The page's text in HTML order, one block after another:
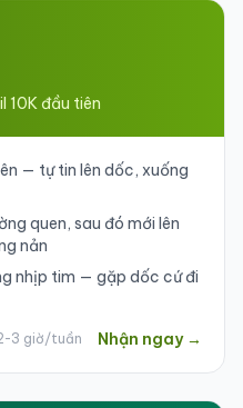
10K đầu tiên
— tự tin lên dốc, xuống
quen, sau đó mới lên
nản
nhịp tim — gặp dốc cứ đi
3 giờ/tuần Nhận ngay →